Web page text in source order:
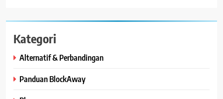
Kategori
Alternatif & Perbandingan
Panduan BlockAway